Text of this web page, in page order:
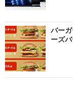
バー
ーズ